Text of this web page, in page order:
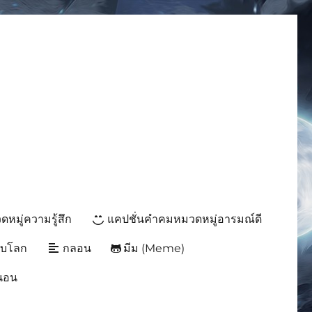
นๆ 2025 ฮาๆ
หมู่ความรู้สึก แคปชั่นคำคมหมวดหมู่อารมณ์ดี
โลก กลอน มีม (Meme)
อน